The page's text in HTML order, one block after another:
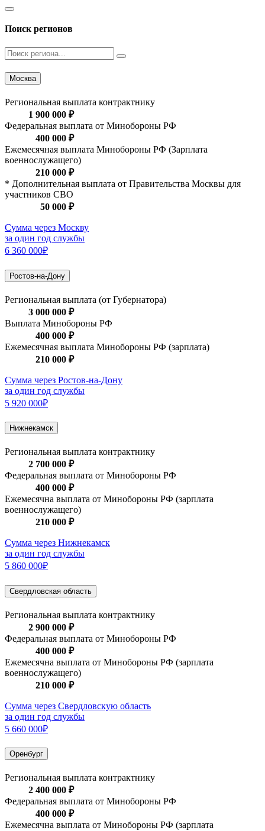
Поиск регионов
Москва
Региональная выплата контрактнику
1 900 000 ₽
Федеральная выплата от Минобороны РФ
400 000 ₽
Ежемесячная выплата Минобороны РФ (Зарплата
военнослужащего)
210 000 ₽
* Дополнительная выплата от Правительства Москвы для
участников СВО
50 000 ₽
Сумма через Москву
за один год службы
6 360 000₽
Ростов-на-Дону
Региональная выплата (от Губернатора)
3 000 000 ₽
Выплата Минобороны РФ
400 000 ₽
Ежемесячная выплата Минобороны РФ (зарплата)
210 000 ₽
Сумма через Ростов-на-Дону
за один год службы
5 920 000₽
Нижнекамск
Региональная выплата контрактнику
2 700 000 ₽
Федеральная выплата от Минобороны РФ
400 000 ₽
Ежемесячна выплата от Минобороны РФ (зарплата
военнослужащего)
210 000 ₽
Сумма через Нижнекамск
за один год службы
5 860 000₽
Свердловская область
Региональная выплата контрактнику
2 900 000 ₽
Федеральная выплата от Минобороны РФ
400 000 ₽
Ежемесячна выплата от Минобороны РФ (зарплата
военнослужащего)
210 000 ₽
Сумма через Свердловскую область
за один год службы
5 660 000₽
Оренбург
Региональная выплата контрактнику
2 400 000 ₽
Федеральная выплата от Минобороны РФ
400 000 ₽
Ежемесячна выплата от Минобороны РФ (зарплата